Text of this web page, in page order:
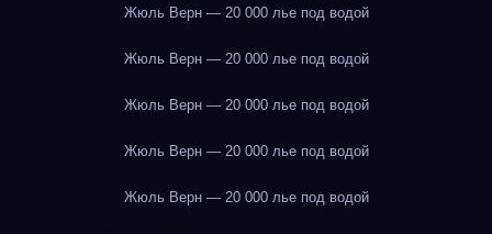
Жюль Верн — 20 000 лье под водой
Жюль Верн — 20 000 лье под водой
Жюль Верн — 20 000 лье под водой
Жюль Верн — 20 000 лье под водой
Жюль Верн — 20 000 лье под водой